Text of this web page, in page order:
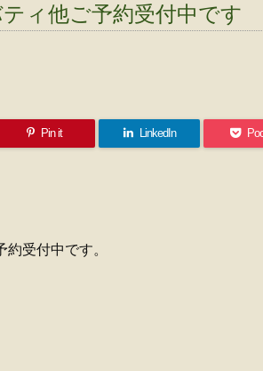
ィ他ご予約受付中です
Pin it LinkedIn
受付中です。